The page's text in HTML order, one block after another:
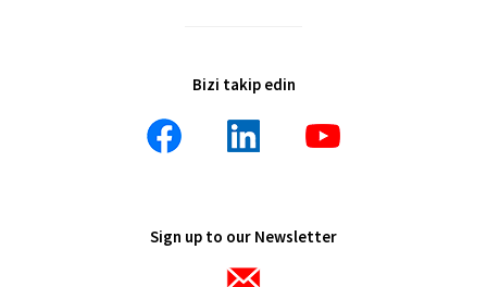
Bizi takip edin
Sign up to our Newsletter